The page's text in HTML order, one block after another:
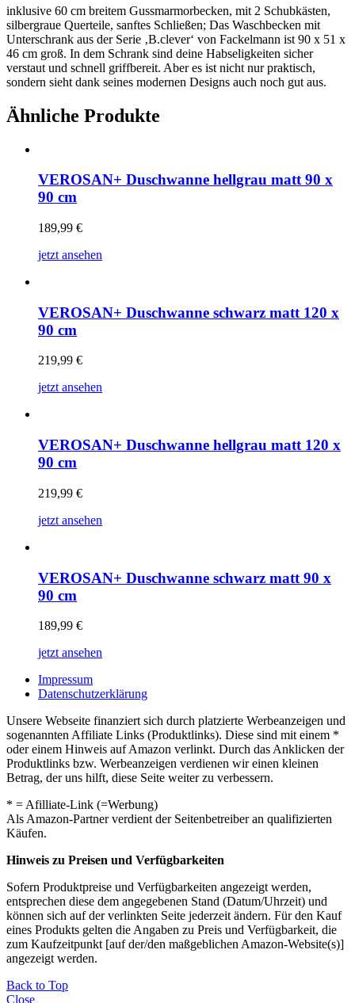
inklusive 60 cm breitem Gussmarmorbecken, mit 2 Schubkästen,
silbergraue Querteile, sanftes Schließen; Das Waschbecken mit
Unterschrank aus der Serie ‚B.clever‘ von Fackelmann ist 90 x 51 x
46 cm groß. In dem Schrank sind deine Habseligkeiten sicher
verstaut und schnell griffbereit. Aber es ist nicht nur praktisch,
sondern sieht dank seines modernen Designs auch noch gut aus.
Ähnliche Produkte
VEROSAN+ Duschwanne hellgrau matt 90 x
90 cm
189,99 €
jetzt ansehen
VEROSAN+ Duschwanne schwarz matt 120 x
90 cm
219,99 €
jetzt ansehen
VEROSAN+ Duschwanne hellgrau matt 120 x
90 cm
219,99 €
jetzt ansehen
VEROSAN+ Duschwanne schwarz matt 90 x
90 cm
189,99 €
jetzt ansehen
Impressum
Datenschutzerklärung
Unsere Webseite finanziert sich durch platzierte Werbeanzeigen und
sogenannten Affiliate Links (Produktlinks). Diese sind mit einem *
oder einem Hinweis auf Amazon verlinkt. Durch das Anklicken der
Produktlinks bzw. Werbeanzeigen verdienen wir einen kleinen
Betrag, der uns hilft, diese Seite weiter zu verbessern.
* = Afilliate-Link (=Werbung)
Als Amazon-Partner verdient der Seitenbetreiber an qualifizierten
Käufen.
Hinweis zu Preisen und Verfügbarkeiten
Sofern Produktpreise und Verfügbarkeiten angezeigt werden,
entsprechen diese dem angegebenen Stand (Datum/Uhrzeit) und
können sich auf der verlinkten Seite jederzeit ändern. Für den Kauf
eines Produkts gelten die Angaben zu Preis und Verfügbarkeit, die
zum Kaufzeitpunkt [auf der/den maßgeblichen Amazon-Website(s)]
angezeigt werden.
Back to Top
Close